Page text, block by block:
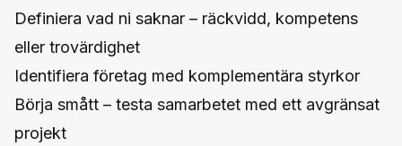
Definiera vad ni saknar – räckvidd, kompetens
eller trovärdighet
Identifiera företag med komplementära styrkor
Börja smått – testa samarbetet med ett avgränsat
projekt